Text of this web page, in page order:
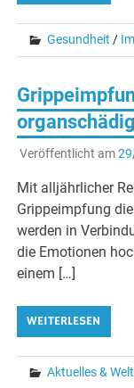
Gesundheit /
Veröffentlicht am
Mit alljährlicher
Grippeimpfung
werden in
die Emotionen
einem […]
WEITERLESEN
Aktuelles &